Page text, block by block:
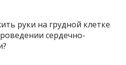
руки на грудной клетке
сердечно-